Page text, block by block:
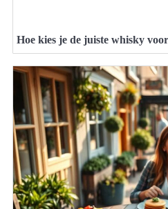
Hoe kies je de juiste whisky